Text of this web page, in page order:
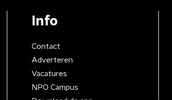
Info
Contact
Adverteren
Vacatures
NPO Campus